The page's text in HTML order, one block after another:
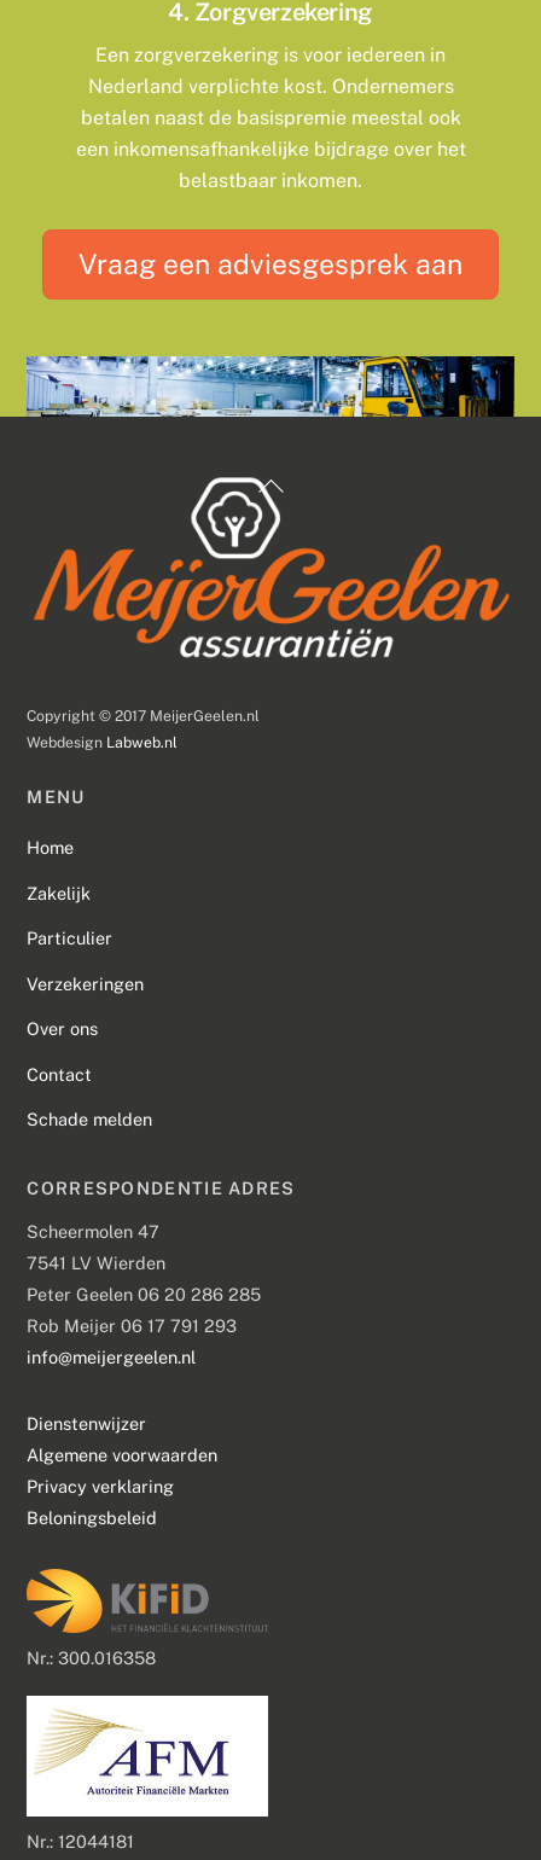
4. Zorgverzekering
Een zorgverzekering is voor iedereen in
Nederland verplichte kost. Ondernemers
betalen naast de basispremie meestal ook
een inkomensafhankelijke bijdrage over het
belastbaar inkomen.
Vraag een adviesgesprek aan
Back
To
Top
Copyright © 2017 MeijerGeelen.nl
Webdesign Labweb.nl
MENU
Home
Zakelijk
Particulier
Verzekeringen
Over ons
Contact
Schade melden
CORRESPONDENTIE ADRES
Scheermolen 47
7541 LV Wierden
Peter Geelen 06 20 286 285
Rob Meijer 06 17 791 293
info@meijergeelen.nl
Dienstenwijzer
Algemene voorwaarden
Privacy verklaring
Beloningsbeleid
Nr.: 300.016358
Nr.: 12044181